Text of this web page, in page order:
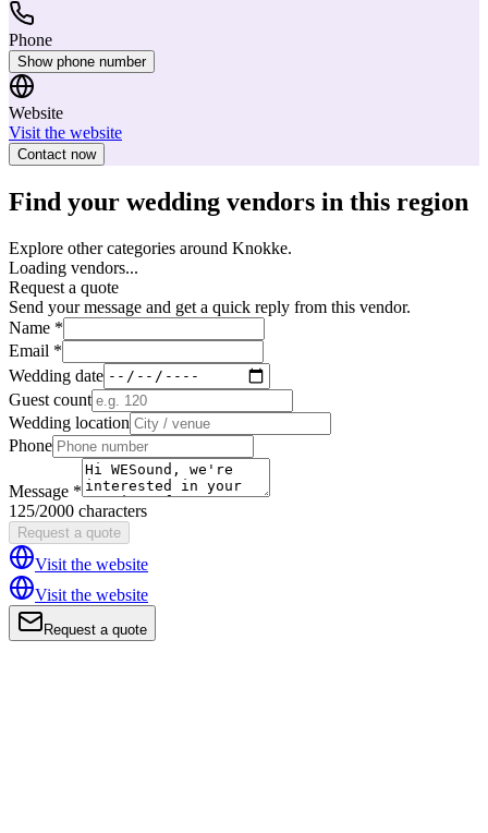
Phone
Show phone number
Website
Visit the website
Contact now
Find your wedding vendors in this region
Explore other categories around Knokke.
Loading vendors...
Request a quote
Send your message and get a quick reply from this vendor.
Name *
Email *
Wedding date
Guest count
Wedding location
Phone
Message *
125/2000 characters
Request a quote
Visit the website
Visit the website
Request a quote